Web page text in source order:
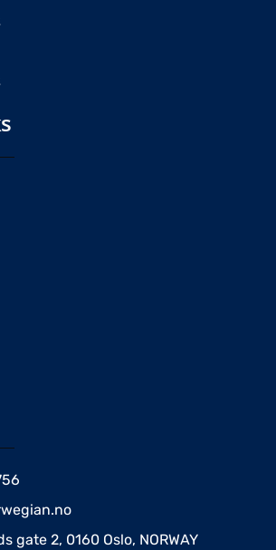
gate 2, 0160 Oslo, NORWAY